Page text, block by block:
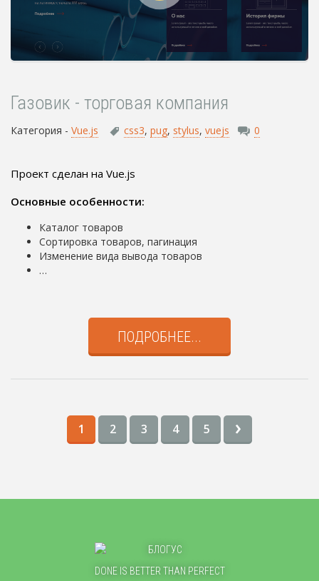
Газовик - торговая компания
Категория - Vue.js css3, pug, stylus, vuejs 0
Проект сделан на Vue.js
Основные особенности:
Каталог товаров
Сортировка товаров, пагинация
Изменение вида вывода товаров
…
ПОДРОБНЕЕ...
1 2 3 4 5 ›
DONE IS BETTER THAN PERFECT